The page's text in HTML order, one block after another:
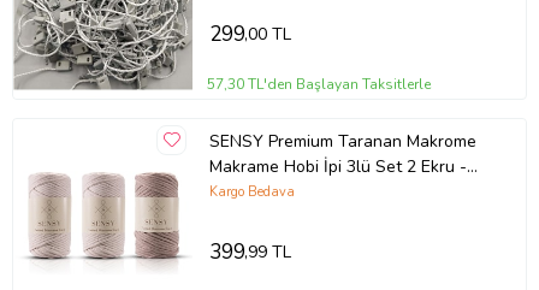
299,00 TL
57,30 TL'den Başlayan Taksitlerle
SENSY Premium Taranan Makrome
Makrame Hobi İpi 3lü Set 2 Ekru -
Sütlü Kahve
Kargo Bedava
399,99 TL